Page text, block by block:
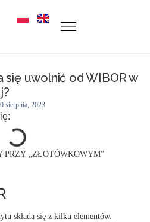
się uwolnić od WIBOR w
sierpnia, 2023
PRZY „ZŁOTÓWKOWYM”
składa się z kilku elementów.